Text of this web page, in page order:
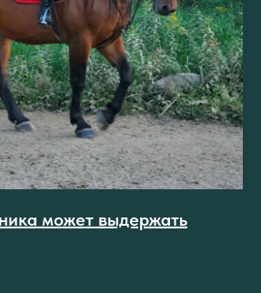
может выдержать